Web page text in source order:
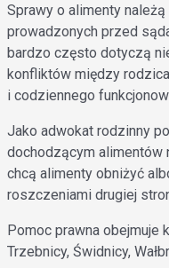
Sprawy o alimenty
prowadzonych przed
bardzo często dotyczą
konfliktów między
i codziennego
Jako adwokat rodzinny
dochodzącym alimentów
chcą alimenty obniżyć
roszczeniami drugiej
Pomoc prawna obejmuje
Trzebnicy, Świdnicy,